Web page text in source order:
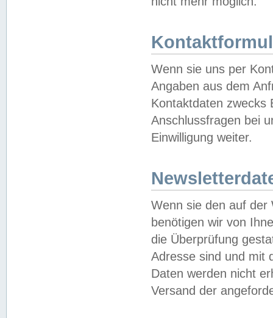
Wenn sie uns per
Angaben aus dem
Kontaktdaten zwecks
Anschlussfragen bei
Einwilligung weiter.
Wenn sie den auf der
benötigen wir von
die Überprüfung
Adresse sind und mit
Daten werden nicht
Versand der